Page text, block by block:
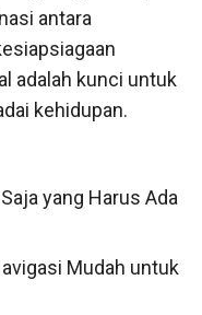
antara
adalah kunci untuk
kehidupan.
yang Harus Ada
Mudah untuk